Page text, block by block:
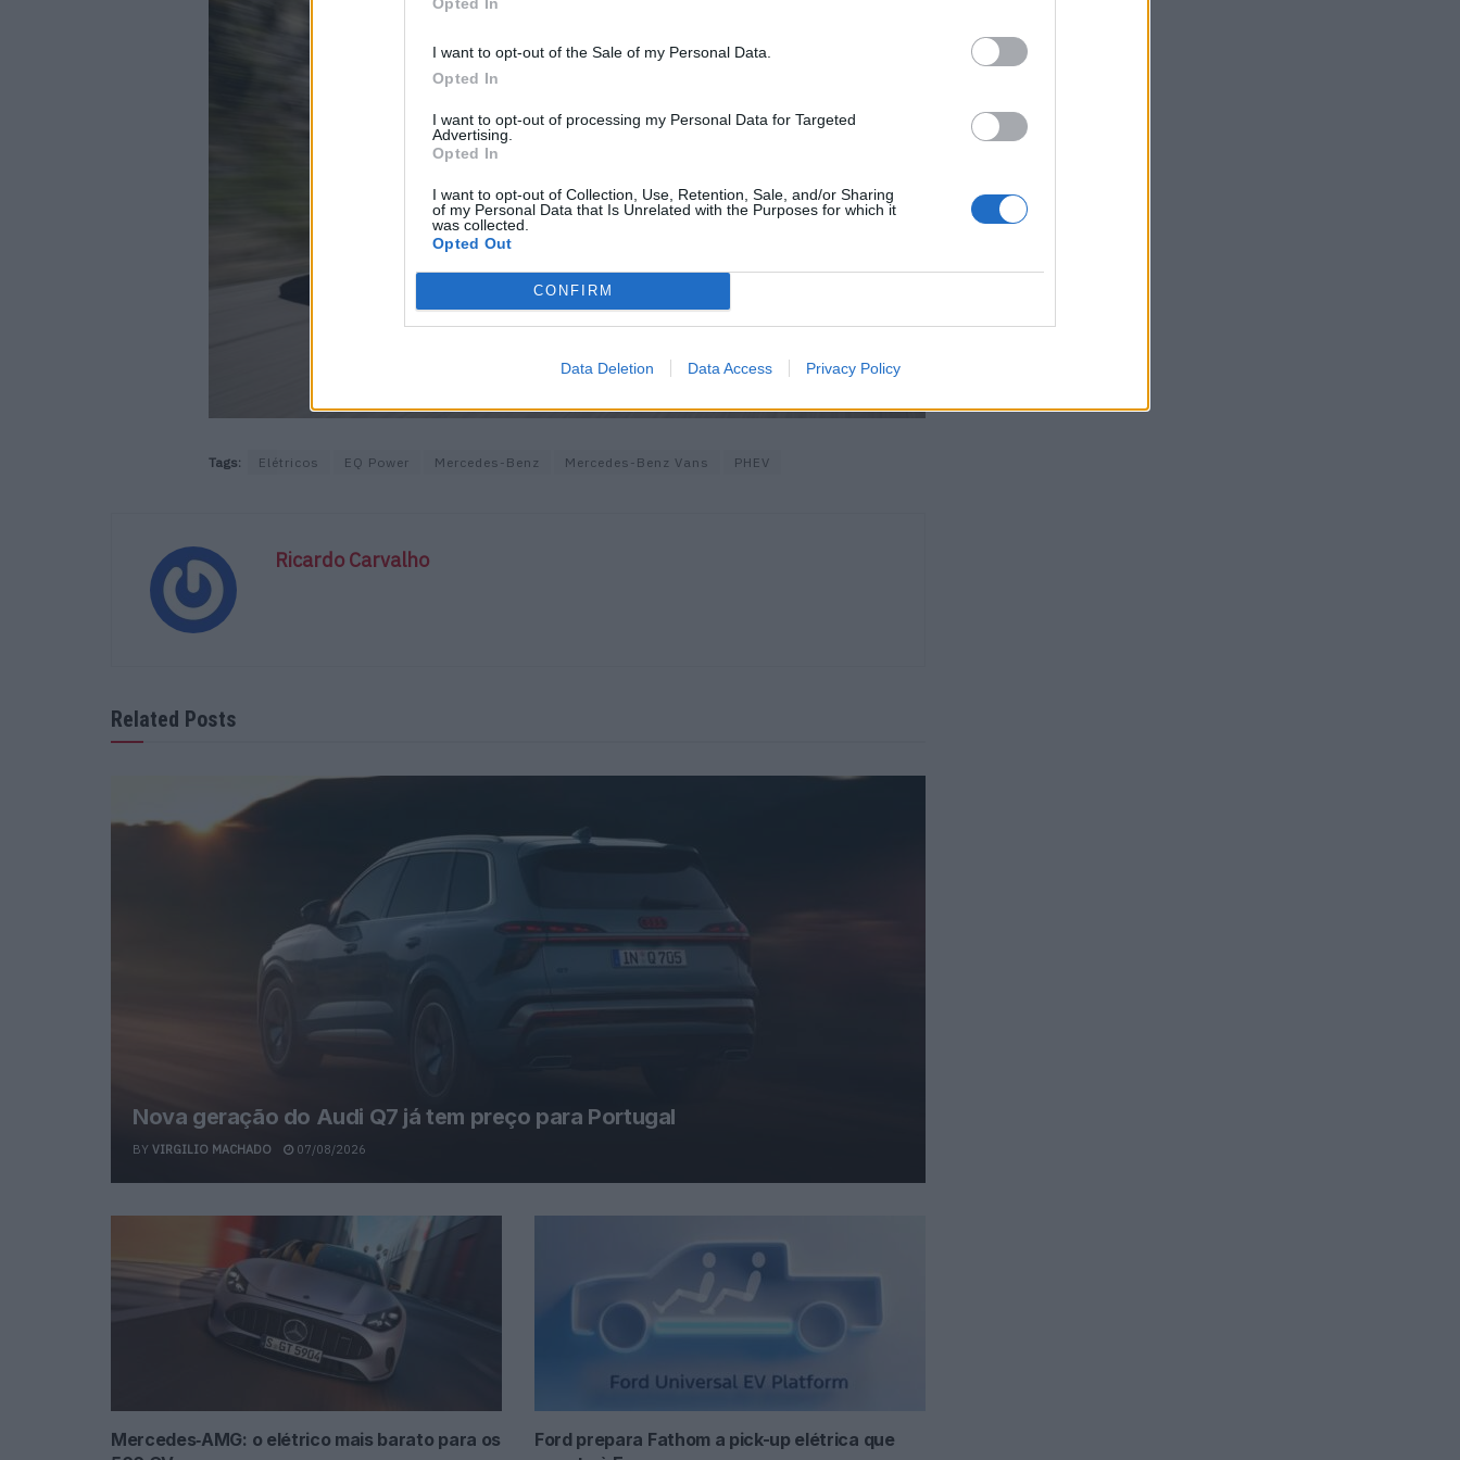
I want to opt-out of the Sale of my Personal Data.
Opted In
I want to opt-out of processing my Personal Data for Targeted
Advertising.
Opted In
I want to opt-out of Collection, Use, Retention, Sale, and/or Sharing
of my Personal Data that Is Unrelated with the Purposes for which it
was collected.
Opted Out
CONFIRM
Data Deletion Data Access Privacy Policy
Tags: Elétricos EQ Power Mercedes-Benz Mercedes-Benz Vans PHEV
Ricardo Carvalho
Related Posts
Nova geração do Audi Q7 já tem preço para Portugal
BY VIRGILIO MACHADO 07/08/2026
Mercedes‑AMG: o elétrico mais barato para os
Ford prepara Fathom a pick-up elétrica que